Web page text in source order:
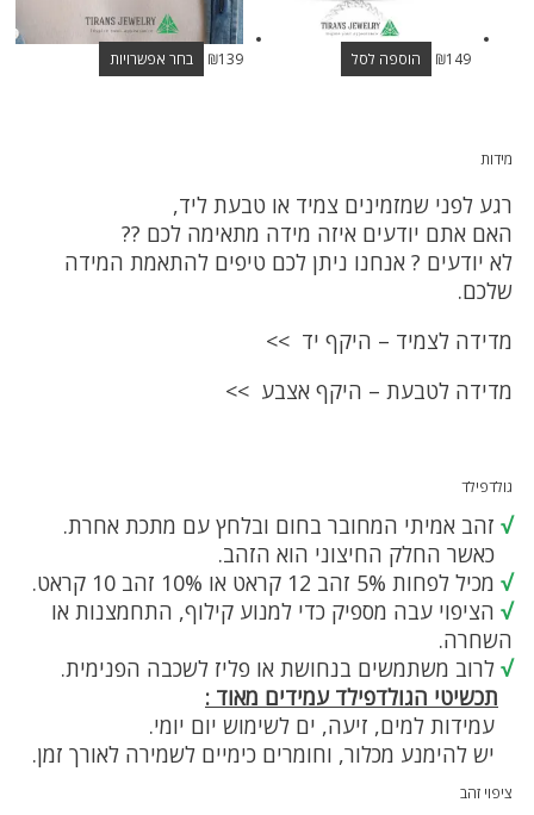
₪149 הוספה לסל ₪139 בחר אפשרויות
מידות
רגע לפני שמזמינים צמיד או טבעת ליד,
האם אתם יודעים איזה מידה מתאימה לכם ??
לא יודעים ? אנחנו ניתן לכם טיפים להתאמת המידה
שלכם.
מדידה לצמיד – היקף יד >>
מדידה לטבעת – היקף אצבע >>
גולדפילד
√ זהב אמיתי המחובר בחום ובלחץ עם מתכת אחרת.
כאשר החלק החיצוני הוא הזהב.
√ מכיל לפחות 5% זהב 12 קראט או 10% זהב 10 קראט.
√ הציפוי עבה מספיק כדי למנוע קילוף, התחמצנות או
השחרה.
√ לרוב משתמשים בנחושת או פליז לשכבה הפנימית.
תכשיטי הגולדפילד עמידים מאוד :
עמידות למים, זיעה, ים לשימוש יום יומי.
יש להימנע מכלור, וחומרים כימיים לשמירה לאורך זמן.
ציפוי זהב